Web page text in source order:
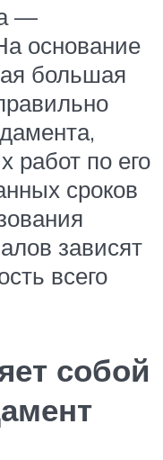
—
основание
большая
работ по его
сроков
зависят
всего
собой